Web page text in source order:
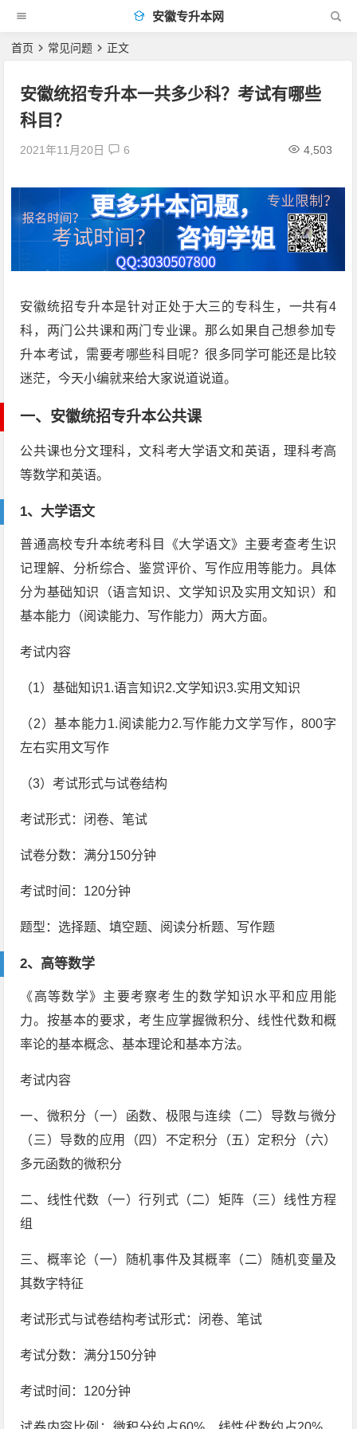
安徽专升本网
首页 常见问题 正文
安徽统招专升本一共多少科？考试有哪些
科目？
2021年11月20日 6 4,503
安徽统招专升本是针对正处于大三的专科生，一共有4
科，两门公共课和两门专业课。那么如果自己想参加专
升本考试，需要考哪些科目呢？很多同学可能还是比较
迷茫，今天小编就来给大家说道说道。
一、安徽统招专升本公共课
公共课也分文理科，文科考大学语文和英语，理科考高
等数学和英语。
1、大学语文
普通高校专升本统考科目《大学语文》主要考查考生识
记理解、分析综合、鉴赏评价、写作应用等能力。具体
分为基础知识（语言知识、文学知识及实用文知识）和
基本能力（阅读能力、写作能力）两大方面。
考试内容
（1）基础知识1.语言知识2.文学知识3.实用文知识
（2）基本能力1.阅读能力2.写作能力文学写作，800字
左右实用文写作
（3）考试形式与试卷结构
考试形式：闭卷、笔试
试卷分数：满分150分钟
考试时间：120分钟
题型：选择题、填空题、阅读分析题、写作题
2、高等数学
《高等数学》主要考察考生的数学知识水平和应用能
力。按基本的要求，考生应掌握微积分、线性代数和概
率论的基本概念、基本理论和基本方法。
考试内容
一、微积分（一）函数、极限与连续（二）导数与微分
（三）导数的应用（四）不定积分（五）定积分（六）
多元函数的微积分
二、线性代数（一）行列式（二）矩阵（三）线性方程
组
三、概率论（一）随机事件及其概率（二）随机变量及
其数字特征
考试形式与试卷结构考试形式：闭卷、笔试
考试分数：满分150分钟
考试时间：120分钟